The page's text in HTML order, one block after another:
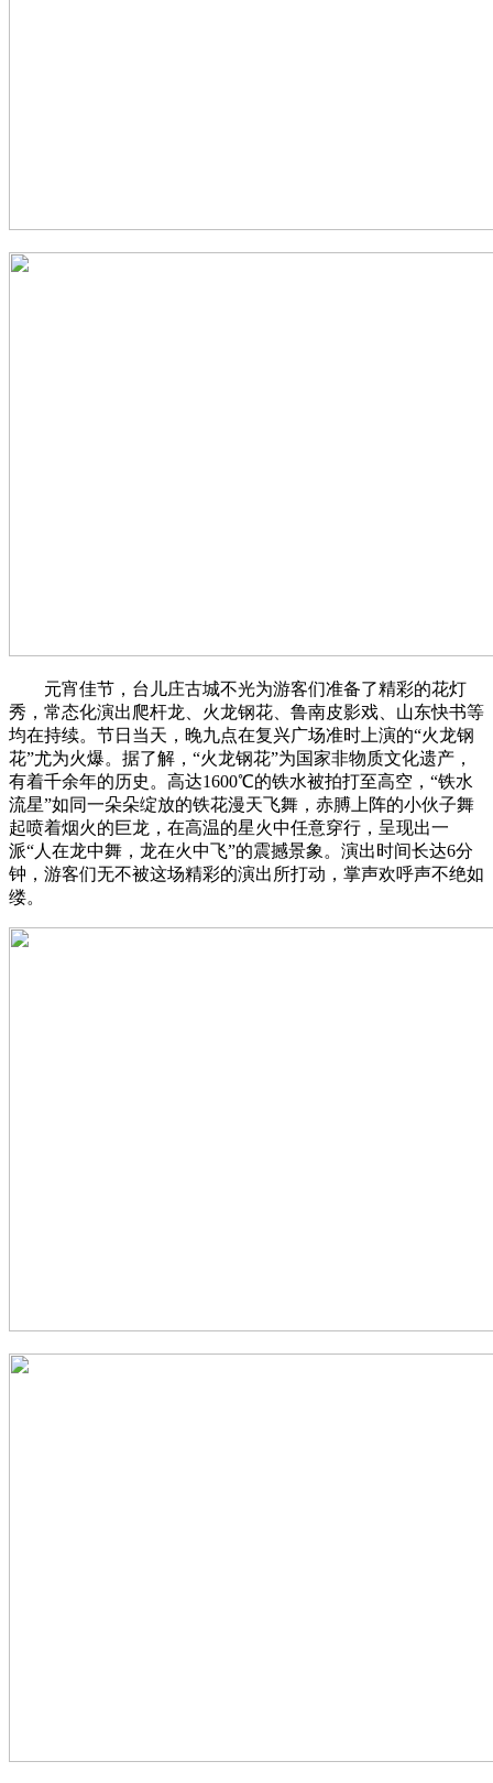
元宵佳节，台儿庄古城不光为游客们准备了精彩的花灯
秀，常态化演出爬杆龙、火龙钢花、鲁南皮影戏、山东快书等
均在持续。节日当天，晚九点在复兴广场准时上演的“火龙钢
花”尤为火爆。据了解，“火龙钢花”为国家非物质文化遗产，
有着千余年的历史。高达1600℃的铁水被拍打至高空，“铁水
流星”如同一朵朵绽放的铁花漫天飞舞，赤膊上阵的小伙子舞
起喷着烟火的巨龙，在高温的星火中任意穿行，呈现出一
派“人在龙中舞，龙在火中飞”的震撼景象。演出时间长达6分
钟，游客们无不被这场精彩的演出所打动，掌声欢呼声不绝如
缕。